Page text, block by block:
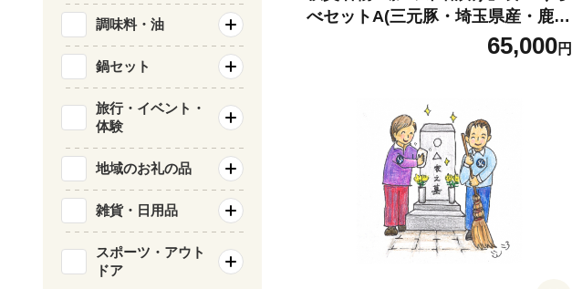
べセットA(三元豚・埼玉県産・鹿児
島県産「恵味の黒豚」)3.6kg【1200
65,000円
調味料・油
鍋セット
旅行・イベント・
体験
地域のお礼の品
雑貨・日用品
スポーツ・アウト
ドア